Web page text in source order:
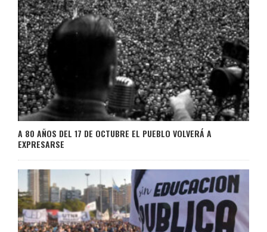
A 80 AÑOS DEL 17 DE OCTUBRE EL PUEBLO VOLVERÁ A
EXPRESARSE